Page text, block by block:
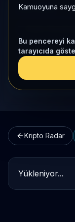
Kamuoyuna
Bu pencereyi
tarayıcıda
HIZLI GEÇIŞ
Kripto
Kategori
Kripto Radar
Yükleniyor...